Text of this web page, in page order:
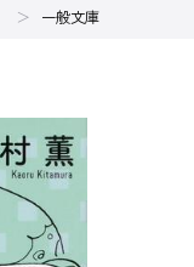
一般文庫